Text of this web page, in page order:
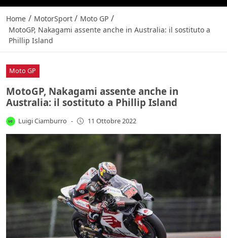
Home / MotorSport / Moto GP /
MotoGP, Nakagami assente anche in Australia: il sostituto a
Phillip Island
Moto GP
MotoGP, Nakagami assente anche in
Australia: il sostituto a Phillip Island
Luigi Ciamburro - 11 Ottobre 2022